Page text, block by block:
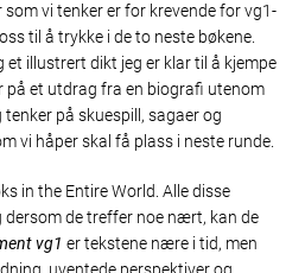
som vi tenker er for krevende for vg1-
til å trykke i de to neste bøkene.
illustrert dikt jeg er klar til å kjempe
på et utdrag fra en biografi utenom
på skuespill, sagaer og
vi håper skal få plass i neste runde.
in the Entire World. Alle disse
dersom de treffer noe nært, kan de
vg1 er tekstene nære i tid, men
uventede perspektiver og